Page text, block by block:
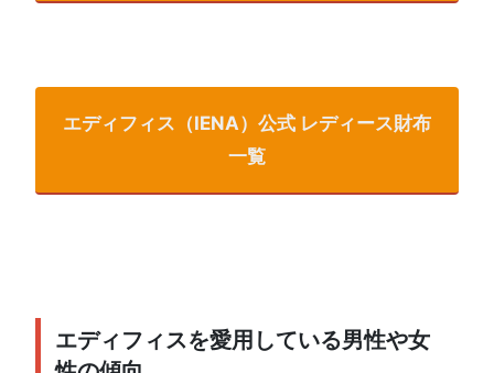
エディフィス（IENA）公式 レディース財布
一覧
エディフィスを愛用している男性や女